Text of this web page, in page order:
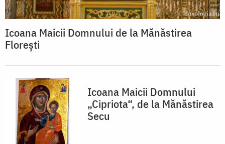
Icoana Maicii Domnului de la Mănăstirea
Floreşti
Icoana Maicii Domnului
„Cipriota“, de la Mănăstirea
Secu